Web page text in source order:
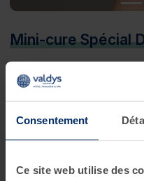
Consentement
Ce site web utilise des
Mini-cure Spécial
je souhaite soulager
3 jours • 12 soins
Ce séjour soulager les
grâce à des soins ciblés et